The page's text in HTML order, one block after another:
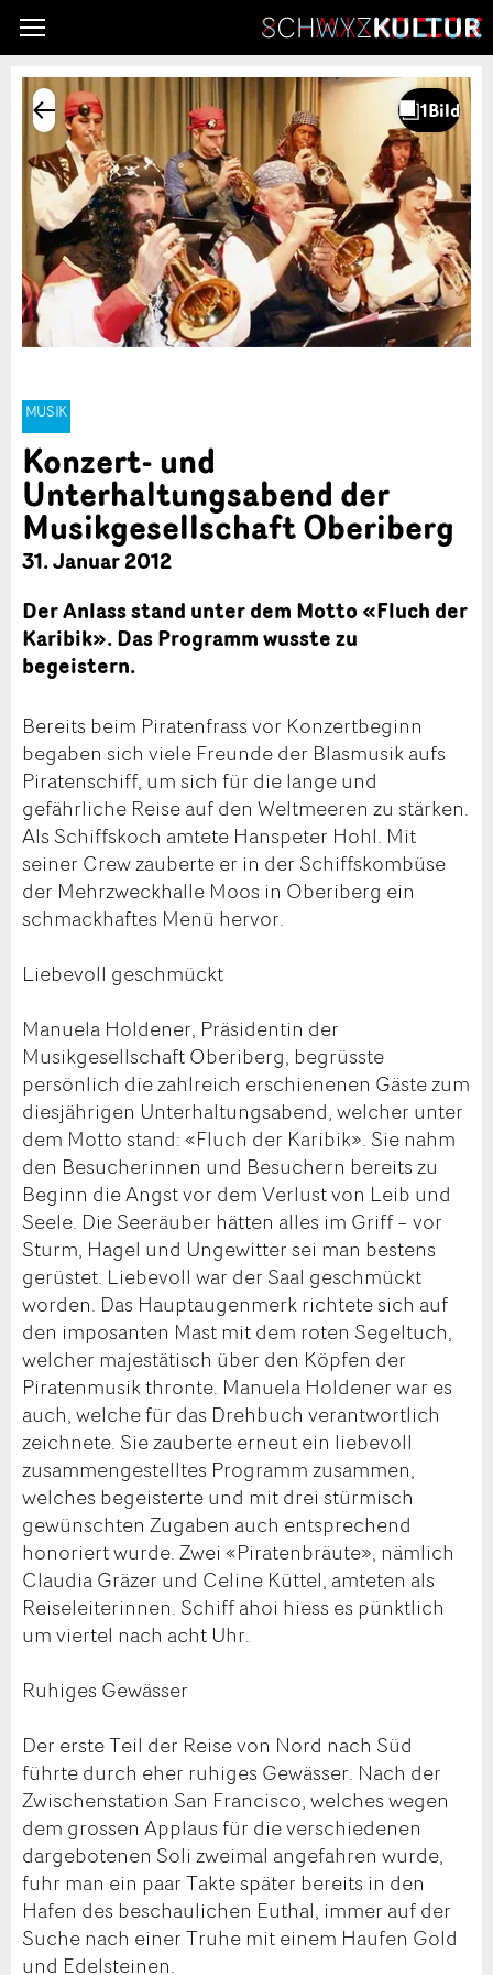
MUSIK
Konzert- und
Unterhaltungsabend der
Musikgesellschaft Oberiberg
31. Januar 2012
Der Anlass stand unter dem Motto «Fluch der
Karibik». Das Programm wusste zu
begeistern.
Bereits beim Piratenfrass vor Konzertbeginn
begaben sich viele Freunde der Blasmusik aufs
Piratenschiff, um sich für die lange und
gefährliche Reise auf den Weltmeeren zu stärken.
Als Schiffskoch amtete Hanspeter Hohl. Mit
seiner Crew zauberte er in der Schiffskombüse
der Mehrzweckhalle Moos in Oberiberg ein
schmackhaftes Menü hervor.
Liebevoll geschmückt
Manuela Holdener, Präsidentin der
Musikgesellschaft Oberiberg, begrüsste
persönlich die zahlreich erschienenen Gäste zum
diesjährigen Unterhaltungsabend, welcher unter
dem Motto stand: «Fluch der Karibik». Sie nahm
den Besucherinnen und Besuchern bereits zu
Beginn die Angst vor dem Verlust von Leib und
Seele. Die Seeräuber hätten alles im Griff – vor
Sturm, Hagel und Ungewitter sei man bestens
gerüstet. Liebevoll war der Saal geschmückt
worden. Das Hauptaugenmerk richtete sich auf
den imposanten Mast mit dem roten Segeltuch,
welcher majestätisch über den Köpfen der
Piratenmusik thronte. Manuela Holdener war es
auch, welche für das Drehbuch verantwortlich
zeichnete. Sie zauberte erneut ein liebevoll
zusammengestelltes Programm zusammen,
welches begeisterte und mit drei stürmisch
gewünschten Zugaben auch entsprechend
honoriert wurde. Zwei «Piratenbräute», nämlich
Claudia Gräzer und Celine Küttel, amteten als
Reiseleiterinnen. Schiff ahoi hiess es pünktlich
um viertel nach acht Uhr.
Ruhiges Gewässer
Der erste Teil der Reise von Nord nach Süd
führte durch eher ruhiges Gewässer. Nach der
Zwischenstation San Francisco, welches wegen
dem grossen Applaus für die verschiedenen
dargebotenen Soli zweimal angefahren wurde,
fuhr man ein paar Takte später bereits in den
Hafen des beschaulichen Euthal, immer auf der
Suche nach einer Truhe mit einem Haufen Gold
und Edelsteinen.